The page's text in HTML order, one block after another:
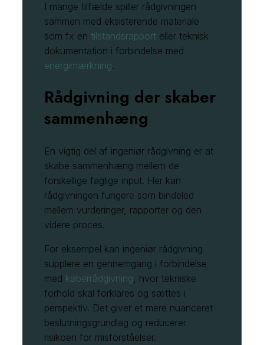
I mange tilfælde spiller rådgivningen
sammen med eksisterende materiale
som fx en tilstandsrapport eller teknisk
dokumentation i forbindelse med
energimærkning.
Rådgivning der skaber
sammenhæng
En vigtig del af ingeniør rådgivning er at
skabe sammenhæng mellem de
forskellige faglige input. Her kan
rådgivningen fungere som bindeled
mellem vurderinger, rapporter og den
videre proces.
For eksempel kan ingeniør rådgivning
supplere en gennemgang i forbindelse
med køberrådgivning, hvor tekniske
forhold skal forklares og sættes i
perspektiv. Det giver et mere nuanceret
beslutningsgrundlag og reducerer
risikoen for misforståelser.